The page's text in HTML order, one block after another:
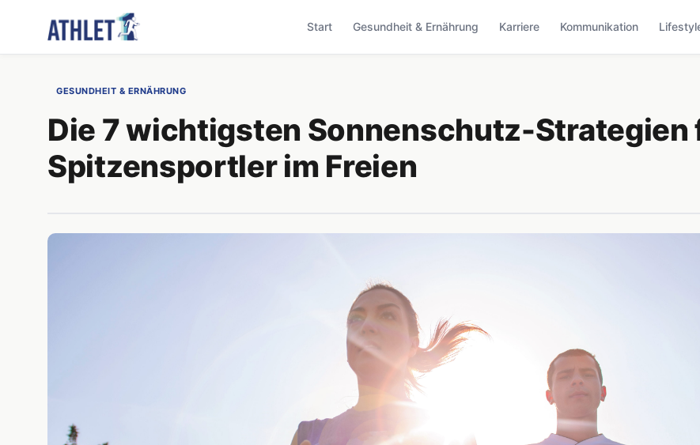
Start Gesundheit & Ernährung Karriere Kommunikation
GESUNDHEIT & ERNÄHRUNG
Die 7 wichtigsten Sonnenschutz-Strategien
Spitzensportler im Freien